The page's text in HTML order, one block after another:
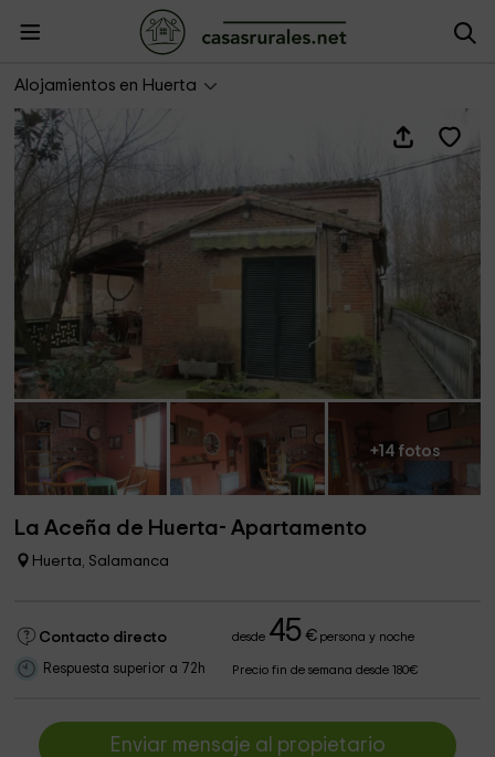
Alojamientos en Huerta
La Aceña de Huerta- Apartamento
+14 fotos
La Aceña de Huerta- Apartamento
Huerta, Salamanca
Contacto directo desde 45 €persona y noche
Respuesta superior a 72h Precio fin de semana desde 180€
Enviar mensaje al propietario